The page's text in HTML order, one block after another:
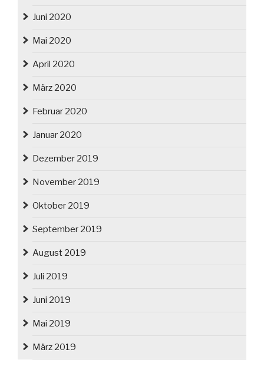
Juni 2020
Mai 2020
April 2020
März 2020
Februar 2020
Januar 2020
Dezember 2019
November 2019
Oktober 2019
September 2019
August 2019
Juli 2019
Juni 2019
Mai 2019
März 2019